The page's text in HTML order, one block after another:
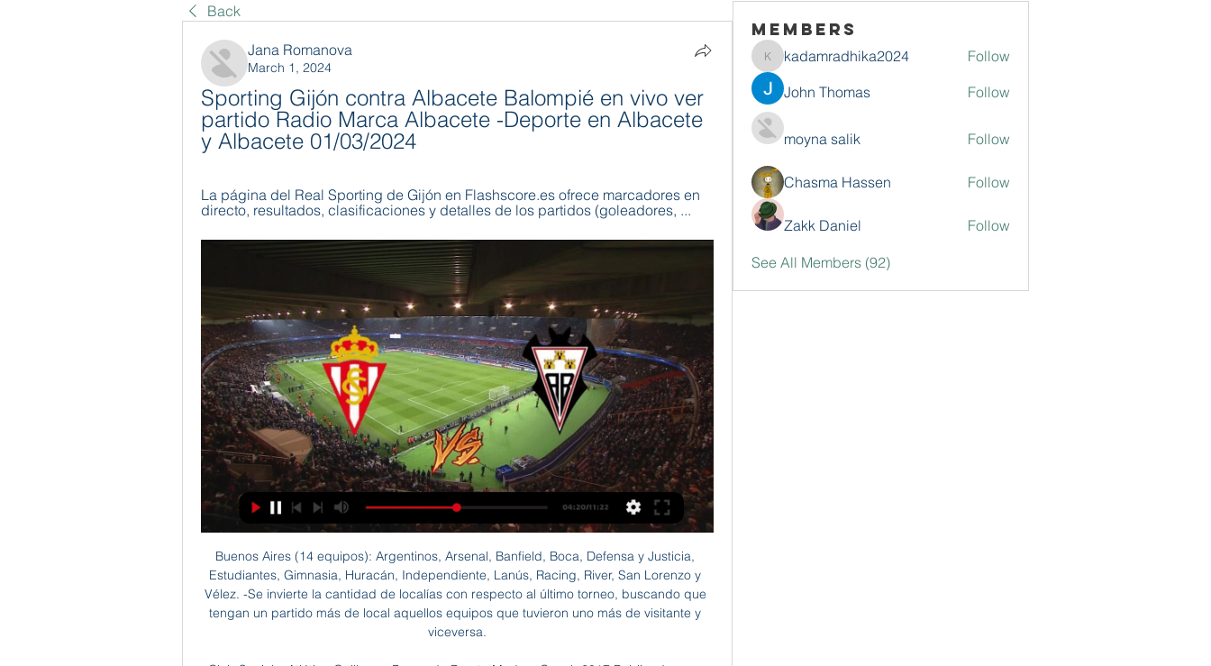
Back
Jana Romanova
March 1, 2024
Sporting Gijón contra Albacete Balompié en vivo ver
partido Radio Marca Albacete -Deporte en Albacete
y Albacete 01/03/2024
La página del Real Sporting de Gijón en Flashscore.es ofrece marcadores en
directo, resultados, clasificaciones y detalles de los partidos (goleadores, ...
Buenos Aires (14 equipos): Argentinos, Arsenal, Banfield, Boca, Defensa y Justicia, Estudiantes, Gimnasia, Huracán, Independiente, Lanús, Racing, River, San Lorenzo y Vélez. -Se invierte la cantidad de localías con respecto al último torneo, buscando que tengan un partido más de local aquellos equipos que tuvieron uno más de visitante y viceversa.

Club Social y Atlético Guillermo Brown de Puerto Madryn Coach 2017 Publicadas por Flama a la/s 17:00. Enviar por correo electrónico Escribe un blog Compartir con Twitter Compartir con Facebook Compartir en Pinterest.. Santamarina (4) Sarmiento (3) SD (1) Signia (1).

Descripción de Tiempo de Juego Asturias, SONIDOS Real Oviedo 0-0 Málaga los goles, los protagonistas y el análisis del Real Oviedo 0 - 0 Málaga. Mostrar Ocultar

Grupo D: Colombia, Japón, Alemania y España . Programa del Mundial Sub-19 de Baloncesto Femenino 2019. Las horas se refieren a España. Sábado 20 de julio.. Mundial Baloncesto Femenino U19 Tailandia 2019 En Directo. A medida que los partidos terminan, quedan disponibles en diferido.

Ver el partido de Alavés - Huesca en directo gratis en Internet. Vive el fútbol de LaLiga Santander en directo desde La Provincia - Diario de Las Palmas.

Leones de Yucatán derrotó esta noche por pizarra de 2-1 a Piratas de Campeche, para evitar así la barrida en esta serie de fin de semana, en la recta final de la campaña 2017 de la Liga Mexicana de Beisbol (LMB).

Diablos Rojos - Tigres de Quintana Roo en vivo: LMB, Juego 4 - AS. Hace 3 días. Sigue la retransmisión del Diablos vs Tigres, cuarto juego de los playoffs de la LMB que se llevará a cabo este sábado 7 de septiembre a las. mexico.as.com

Pese a ello, Once Caldas intentó hacer daño con un incisivo Johan Arango en el frente de ataque y un Edder Farías que siempre generaba peligro en la defensa. Pasto recurrió a fortalecer su defensa y sorprender al rival en el contragolpe. El equipo de Maturana tuvo …

Carabobo Fútbol Club en un disputado encuentro con garra y esfuerzo logró cumplir su objetivo. Tras vencer ante Llaneros de Guanare EF con marcador de 3-1 en el Estadio Rafael Calles Pinto de Guanare por la séptima jornada del Torneo Clausura 2019.

Dónde ver en directo online Sporting Gijón vs. Albacete de 1 nov 2022 — Igual que ha sucedido en las últimas temporadas, el fútbol en España partido a la semana que se puede ver por GOL.. Más allá de eso, la ...

Ver el infográfico sobre FC Famalicao vs Academica Coimbra U23 - Sporticos.com - es un servicio web que presenta la información de los partidos de futbol por medio de atractivos infográficos

Albacete Balompié en directo online, partidos en TV hoy LaLiga 2 · 1 mar. 13:30. Sporting Gijon. Albacete. bet365 · 9 mar. 09:15. Albacete. Real Oviedo · Sporting Gijon vs Albacete. Publi. 0:00:00. bet365. Live ...

Acaban los primeros 15 minutos de la primera parte de la prórroga en el Sporting de Gijón (1) - (1) Numancia. 104' Falta cometida por Dani Nieto (Numancia). 104' Isma López (Sporting de Gijón) ha sido objeto de falta. 103' El juego queda parado por una falta sobre Carlos Castro (Sporting de Gijón).

Madagascar es un himno a la amistad dedicado a un público de todas las edades, una travesía oceánica que llevará a los espectadores desde la jungla urbana de los rascacielos de Nueva York hasta las playas de la maravillosa isla africana. El crédito acumulado en tu cuenta y los códigos promocionales no son aplicables en esta compra.

Timo Juusela está en Facebook. Únete a Facebook para conectar con Timo Juusela y otras personas que tal vez conozcas. Facebook da a la gente el poder de...

Este Blog y los contenidos que en él se albergan están protegidos por la legislación vigente en materia de propiedad intelectual. Se prohíbe expresamente la copia, modificación, reproducción, descarga, transmisión, distribución o transformación de los contenidos de la …

Fútbol Real Sporting de Gijón vs Albacete Balompié 1/03 Cómo ver el partido? La transmisión legal del partido en excelente calidad pronto estará disponible a través del enlace. Solo necesita: 1. Seguir el enlace.

Martin Rafael Mendoza Delgado está en Facebook. Únete a Facebook para conectar con Martin Rafael Mendoza. Caribe Elige, Jorge Luis Lopez Palomino, Nolvi Luz, Caribe En Linea, Interesting World, Sergio. Elma Rosa Ospina Peña, Yeikol David Barranco Ruiz, Estela R. Arquez Sequea, Yolita Lozada Acuña, Alberto Ospino Perea.

Últimas noticias sobre los Verdolagas: su fútbol, opinión, equipo, partidos, refuerzos, calendario, jugadores. Todo acá y desde los principales medios.

Hasta aquí el relato del partido. Pueden leer aquí la crónica del Bélgica-Estados Unidos. Gracias por su atención y buenas noches. Bélgica se clasifica para cuartos de final. Se enfrentará a Argentina el próximo sábado. Han sido superiores a Estados Unidos, que al …

Últimas noticias de Monagas SC vs Llaneros. Mantente informado con las últimas noticias, videos y fotos de Monagas SC vs Llaneros que te brinda Univision | TUDN

Fénix se despachó con una goleada contundente, 5:0 ante Cerro en el Estadio Luis Tróccoli. Leonardo Fernández, la figura del partido, anotó triplete. El albivioleta le cortó al albiceleste una racha de 15 encuentros sin perder. Fénix protagonizó un aluvión ofensivo en la Villa. Goleó 5:0 a Cerro y le cortó el invicto de quince […]

Casas en Venta en Limón, Costa Rica, 127 Casas en. Propiedad con Casa en Jiménez de Guápiles” Se vende hermosa propiedad con casa prácticamente nueva en Jiménez de Guápiles, Limón, de terreno tiene 1.446 m2. Propiedad abierta a negociaciones, se escuchan ofertas. Negociación directa con dueños, (Ver Más) Solicitar más.

En el día de ayer la Universidad firmó un nuevo convenio para incorporarse como miembros adherentes a la Fundación para la Incubación de Empresas (FIDE). También formaron parte del evento la Cámara de Industrias de la Salud de la Provincia de Córdoba (CAISAL) y la Cámara de Industrias Informáticas, Electrónicas y de Comunicaciones del.

SAN PEDRO.- El Ministerio de Obras Públicas informó sobre el inicio oficial del asfaltado sobre empedrado entre Guayaibi- Calle Bertoni, de 11,34

La Sociedad Deportiva Ejea es un club de fútbol español de la villa de Ejea de los Caballeros, en Zaragoza, Aragón. Fundado en 1927, compite actualmente en la Segunda División B de España . En junio de 2019 el club firma un acuerdo de filialidad con la Sociedad Deportiva Huesca.

Desde que Salamanca y Unionistas se fundaron con intención de homenajear el espíritu de la difunta Unión, son múltiples los altercados que se han producido entre aficionados y, lo que es peor, entre los mismos clubes. El último se produjo ayer domingo, en el derbi disputado en el Helmántico

Méjico Sub-20 en directo - Resultados de los partidos en vivo (Fútbol México) Puedes seguir la evolución la evolución de los marcadores Méjico Sub-20 (México) y recibir alertas en tiempo real sobre las principales acciones.

Ver Sporting de Gijón vs Albacete Balompié SAD el 03.03. Transmisión en vivo del partido de Sporting de Gijón contra Albacete Balompié SAD a partir del 03.03.2024. No hay transmisiones disponibles para este partido.

Tenis °Mell Reasco pierde ante Nadia Podoroska:. El Club Sport Emelec quedó eliminado de la Copa Libertadores en tanda de penales (4-2).. va por el título El quinteto del equipo de básquet ambateño jugará mañana la fase final de la Liga de Desarrollo U22.

En la Gran Guia Argentina encuentre a todos los proveedores y negocios dedicados a maquinas, herramientas, motores, equipos, repuestos y accesorios transmisiones en Capital Federal, Gran buenos Aires y el interior de Argentina.

Villa Dálmine cosechó un triunfazo por 2-1 en su visita frente a San Martin (Tucumán). Con este resultado los de Campana se treparon a la punta del Nacional B con 13 pts. y siguen dando que hablar.

Resultado Vida vs. Real Sociedad, Fútbol de Honduras, 19 de agosto, 2012. Resultado, marcador, goles, tarjetas, alineaciones, jugadores, árbitros, estadísticas.

¿Te lo perdiste? Revive los goles y el triunfo crema sobre Los Caimanes por la Copa Bicentenario [VIDEO] Universitario de Deportes ganó en Olmos, se metió en cuartos de final de la …

PERU VS POLONIA - MUNDIAL SUB 20 EN VIVO. Peru v Argentina - Group 2: 2017 FIVB Volleyball World Grand Prix. Perú vs Bulgaria Set 3 - Mundial Egipto U18. PERU VS ARGENTINA - CLASIFICACION AL MUNDIAL JAPON 2010. Perú ganó Copa Latina U20 tras reñido quinto set con Dominicana.

Guadalajara Basket, Guadalajara, Spain. 2.1K likes. Guadalajara Basket se creó en junio de 2011 como un club que trabaja, potencia y promociona la...

Real Sporting de Gijón: marcadores en directo, resultados La página del Real Sporting de Gijón en Flashscore.es ofrece marcadores en directo, resultados, clasificaciones y detalles de los partidos (goleadores, ...

Pronóstico Sporting Gijón Albacete | LaLiga 2 - 1/3/24 hace 1 día — Pronóstico Sporting Gijón vs Albacete del 1/3/24. Consejos, apuestas y estadísticas del partido de LaLiga 2 de nuestros expertos Fútbol.

Comparador de cuotas Estudiantes Rio Cuarto Guillermo Brown del 04/10/2019, disponibles en las mejores casas de apuestas para apostar en el Fútbol

Ayuda: Estás en la página de resultados del Dalstorps IF de la sección Fútbol/Suecia. MisMarcadores.com proporciona marcadores en directo del Dalstorps IF, resultados parciales y finales, clasificaciones y detalles de los partidos (goleadores, tarjetas, comparación de cuotas, etc.).

Albacete: TV, horario y cómo ver LaLiga Hypermotion online hace 11 horas — El encuentro entre Sporting y Albacete se podrá seguir en vivo online a través del directo de As.com actualizado al minuto. Desde una hora antes ...

Vuela desde Perú a Puerto Rico con LATAM y el mejor entretenimiento a bordo. Encuentra ofertas en pasajes desde Perú a Puerto Rico! Vuela desde Perú a Puerto Rico con LATAM y el mejor entretenimiento a bordo. test spanish es acc--label--skip Vuelos y Destinos. First Column.

Sello: Benfica Emblem (Portugal) (
Members
kadamradhika2024
kadamradhika2024
Follow
John Thomas
Follow
moyna salik Follow
Chasma Hassen Follow
Zakk Daniel Follow
See All Members (92)